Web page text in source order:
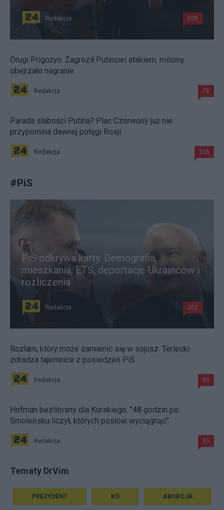
Redakcja 508
Drugi Prigożyn. Zagroził Putinowi atakiem, miliony
obejrzało nagranie
Redakcja 78
Parada słabości Putina? Plac Czerwony już nie
przypomina dawnej potęgi Rosji
Redakcja 206
#PiS
PiS odkrywa karty. Demografia,
mieszkania, ETS, deportacje Ukraińców i
rozliczenia
Redakcja 202
Rozłam, który może zamienić się w sojusz. Terlecki
zdradza tajemnice z posiedzeń PiS
Redakcja 89
Hofman bezlitosny dla Kurskiego. "48 godzin po
Smoleńsku liczył, których posłów wyciągnąć"
Redakcja 85
Tematy DrVim
PREZYDENT KO ABORCJA